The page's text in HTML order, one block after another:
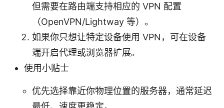
但需要在路由端支持相应的 VPN 配置
（OpenVPN/Lightway 等）。
如果你只想让特定设备使用 VPN，可在设备
端开启代理或浏览器扩展。
使用小贴士
优先选择靠近你物理位置的服务器，通常延迟